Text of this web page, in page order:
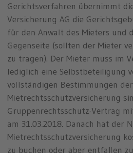
Gerichtsverfahren übernimmt
Versicherung AG die
für den Anwalt des Mieters und
Gegenseite (sollten der Mieter
zu tragen). Der Mieter muss im
lediglich eine Selbstbeteiligung
vollständigen Bestimmungen der
Mietrechtsschutzversicherung
Gruppenrechtsschutz-Vertrag
am 31.03.2018. Danach hat der
Mietrechtsschutzversicherung
zu buchen oder aber entfallen